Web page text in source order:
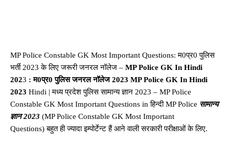
MP Police Constable GK Most Important Questions: म0प्र0 पुलिस
भर्ती 2023 के लिए जरूरी जनरल नॉलेज – MP Police GK In Hindi
2023 : म0प्र0 पुलिस जनरल नॉलेज 2023 MP Police GK In Hindi
2023 Hindi | मध्य प्रदेश पुलिस सामान्य ज्ञान 2023 – MP Police
Constable GK Most Important Questions in हिन्दी MP Police सामान्य
ज्ञान 2023 (MP Police Constable GK Most Important
Questions) बहुत ही ज्यादा इम्पोर्टेन्ट हैं आने वाली सरकारी परीक्षाओं के लिए.